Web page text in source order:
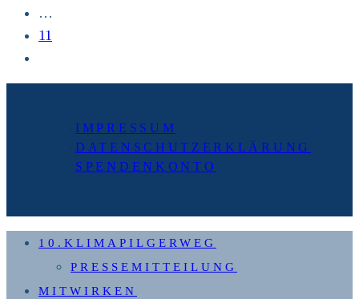
…
11
nächsten
IMPRESSUM
DATENSCHUTZERKLÄRUNG
SPENDENKONTO
10.KLIMAPILGERWEG
PRESSEMITTEILUNG
MITWIRKEN